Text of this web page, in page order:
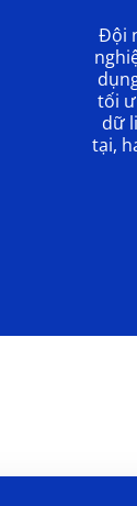
Đội
tối
dữ
tại,